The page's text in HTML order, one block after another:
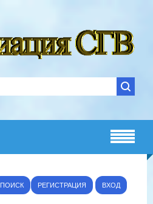
ПОИСК РЕГИСТРАЦИЯ ВХОД